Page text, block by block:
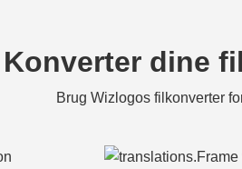
Konverter dine
Brug Wizlogos filkonverter